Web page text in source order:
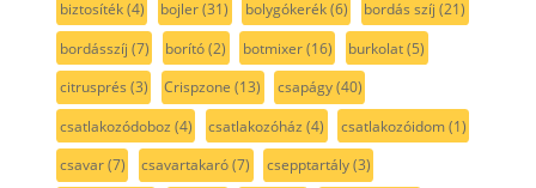
biztosíték(4) bojler(31) bolygókerék(6) bordás szíj (21)
bordásszíj (7) borító(2) botmixer(16) burkolat(5)
citrusprés (3) Crispzone (13) csapágy(40)
csatlakozódoboz (4) csatlakozóház (4) csatlakozóidom(1)
csavar(7) csavartakaró(7) csepptartály(3)